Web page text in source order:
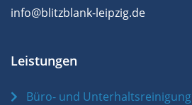
info@blitzblank-leipzig.de
Leistungen
Büro- und Unterhaltsreinigung